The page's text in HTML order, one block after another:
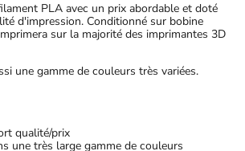
PLA avec un prix abordable et doté
d'impression. Conditionné sur bobine
sur la majorité des imprimantes 3D
une gamme de couleurs très variées.
qualité/prix
une très large gamme de couleurs